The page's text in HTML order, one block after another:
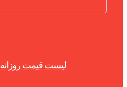
لیست قیمت روزانه